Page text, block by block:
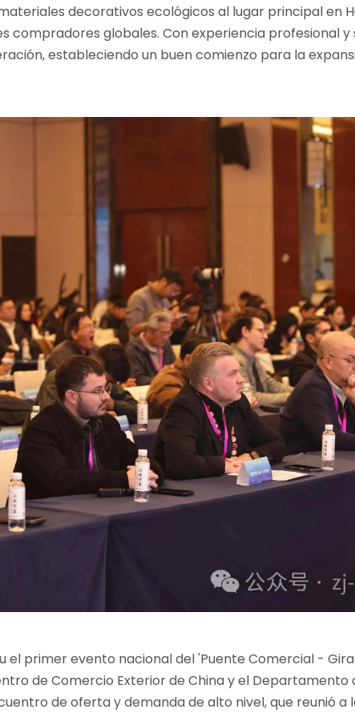
decorativos ecológicos al lugar principal en
globales. Con experiencia profesional y
estableciendo un buen comienzo para la
el primer evento nacional del 'Puente Comercial -
de Comercio Exterior de China y el Departamento
de oferta y demanda de alto nivel, que reunió a